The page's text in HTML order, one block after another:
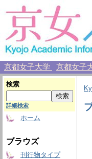
京都女子大学 京都女子
検索
詳細検索
ホーム
ブラウズ
刊行物タイプ